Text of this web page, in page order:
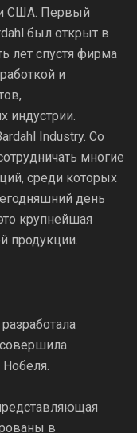
США. Первый
был открыт в
лет спустя фирма
и
индустрии.
Industry. Со
многие
среди которых
день
крупнейшая
продукции.
в